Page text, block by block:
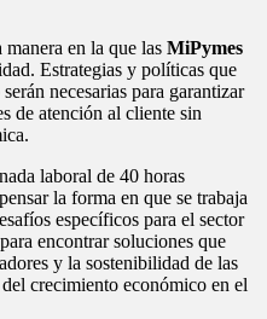
en la que las MiPymes
Estrategias y políticas que
necesarias para garantizar
de atención al cliente sin
laboral de 40 horas
la forma en que se trabaja
específicos para el sector
encontrar soluciones que
y la sostenibilidad de las
crecimiento económico en el